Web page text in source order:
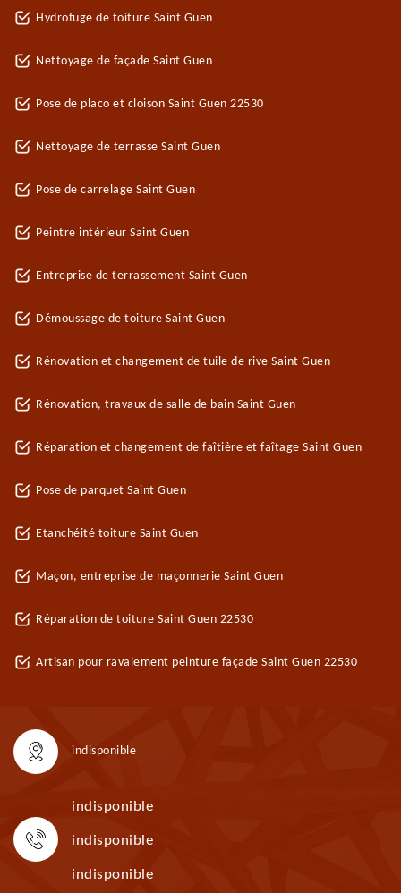
Hydrofuge de toiture Saint Guen
Nettoyage de façade Saint Guen
Pose de placo et cloison Saint Guen 22530
Nettoyage de terrasse Saint Guen
Pose de carrelage Saint Guen
Peintre intérieur Saint Guen
Entreprise de terrassement Saint Guen
Démoussage de toiture Saint Guen
Rénovation et changement de tuile de rive Saint Guen
Rénovation, travaux de salle de bain Saint Guen
Réparation et changement de faîtière et faîtage Saint Guen
Pose de parquet Saint Guen
Etanchéité toiture Saint Guen
Maçon, entreprise de maçonnerie Saint Guen
Réparation de toiture Saint Guen 22530
Artisan pour ravalement peinture façade Saint Guen 22530
indisponible
indisponible
indisponible
indisponible